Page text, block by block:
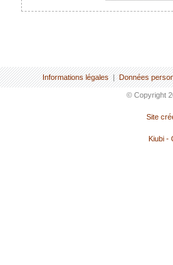
Informations légales | Données
© Copyright
Site
Kiubi -